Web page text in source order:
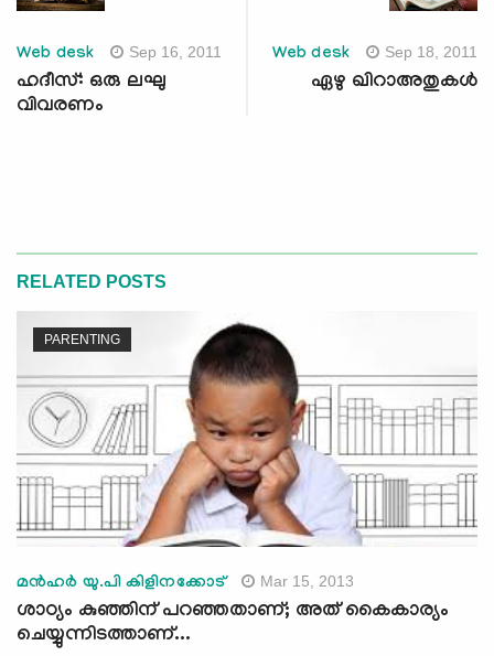
Web desk Sep 16, 2011
ഹദീസ്: ഒരു ലഘു
വിവരണം
Web desk Sep 18, 2011
ഏഴു ഖിറാഅതുകള്‍
RELATED POSTS
PARENTING
മന്‍ഹര്‍ യു.പി കിളിനക്കോട് Mar 15, 2013
ശാഠ്യം കുഞ്ഞിന് പറഞ്ഞതാണ്; അത് കൈകാര്യം
ചെയ്യുന്നിടത്താണ്...